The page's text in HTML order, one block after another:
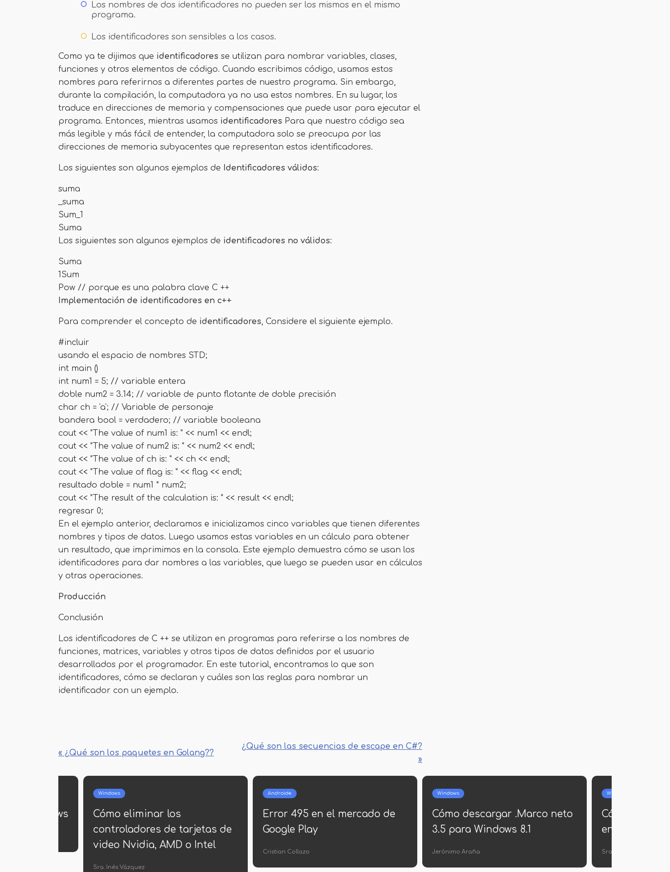
Los nombres de dos identificadores no pueden ser los mismos en el mismo
programa.
Los identificadores son sensibles a los casos.
Como ya te dijimos que identificadores se utilizan para nombrar variables, clases,
funciones y otros elementos de código. Cuando escribimos código, usamos estos
nombres para referirnos a diferentes partes de nuestro programa. Sin embargo,
durante la compilación, la computadora ya no usa estos nombres. En su lugar, los
traduce en direcciones de memoria y compensaciones que puede usar para ejecutar el
programa. Entonces, mientras usamos identificadores Para que nuestro código sea
más legible y más fácil de entender, la computadora solo se preocupa por las
direcciones de memoria subyacentes que representan estos identificadores.
Los siguientes son algunos ejemplos de Identificadores válidos:
suma
_suma
Sum_1
Suma
Los siguientes son algunos ejemplos de identificadores no válidos:
Suma
1Sum
Pow // porque es una palabra clave C ++
Implementación de identificadores en c++
Para comprender el concepto de identificadores, Considere el siguiente ejemplo.
#incluir
usando el espacio de nombres STD;
int main ()
int num1 = 5; // variable entera
doble num2 = 3.14; // variable de punto flotante de doble precisión
char ch = 'a'; // Variable de personaje
bandera bool = verdadero; // variable booleana
cout << "The value of num1 is: " << num1 << endl;
cout << "The value of num2 is: " << num2 << endl;
cout << "The value of ch is: " << ch << endl;
cout << "The value of flag is: " << flag << endl;
resultado doble = num1 * num2;
cout << "The result of the calculation is: " << result << endl;
regresar 0;
En el ejemplo anterior, declaramos e inicializamos cinco variables que tienen diferentes
nombres y tipos de datos. Luego usamos estas variables en un cálculo para obtener
un resultado, que imprimimos en la consola. Este ejemplo demuestra cómo se usan los
identificadores para dar nombres a las variables, que luego se pueden usar en cálculos
y otras operaciones.
Producción
Conclusión
Los identificadores de C ++ se utilizan en programas para referirse a los nombres de
funciones, matrices, variables y otros tipos de datos definidos por el usuario
desarrollados por el programador. En este tutorial, encontramos lo que son
identificadores, cómo se declaran y cuáles son las reglas para nombrar un
identificador con un ejemplo.
« ¿Qué son los paquetes en Golang??
¿Qué son las secuencias de escape en C#?
»
Cómo descargar .Marco neto
3.5 para Windows 8.1
Jerónimo Araña
Cómo grabar un CD en vivo
en una unidad flash
Sra. Inés Vázquez
Requisitos del sistema de
Windows 10
Elsa Navarro
iPhone no se